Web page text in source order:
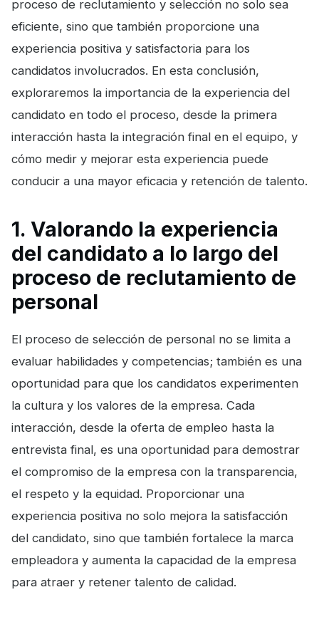
proceso de reclutamiento y selección no solo sea
eficiente, sino que también proporcione una
experiencia positiva y satisfactoria para los
candidatos involucrados. En esta conclusión,
exploraremos la importancia de la experiencia del
candidato en todo el proceso, desde la primera
interacción hasta la integración final en el equipo, y
cómo medir y mejorar esta experiencia puede
conducir a una mayor eficacia y retención de talento.
1. Valorando la experiencia
del candidato a lo largo del
proceso de reclutamiento de
personal
El proceso de selección de personal no se limita a
evaluar habilidades y competencias; también es una
oportunidad para que los candidatos experimenten
la cultura y los valores de la empresa. Cada
interacción, desde la oferta de empleo hasta la
entrevista final, es una oportunidad para demostrar
el compromiso de la empresa con la transparencia,
el respeto y la equidad. Proporcionar una
experiencia positiva no solo mejora la satisfacción
del candidato, sino que también fortalece la marca
empleadora y aumenta la capacidad de la empresa
para atraer y retener talento de calidad.